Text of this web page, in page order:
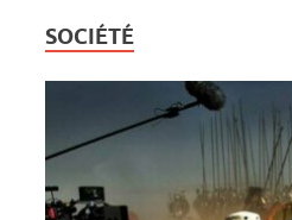
SOCIÉTÉ